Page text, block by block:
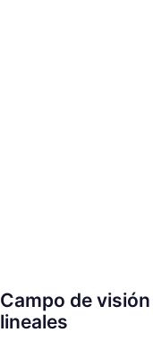
Campo de
lineales